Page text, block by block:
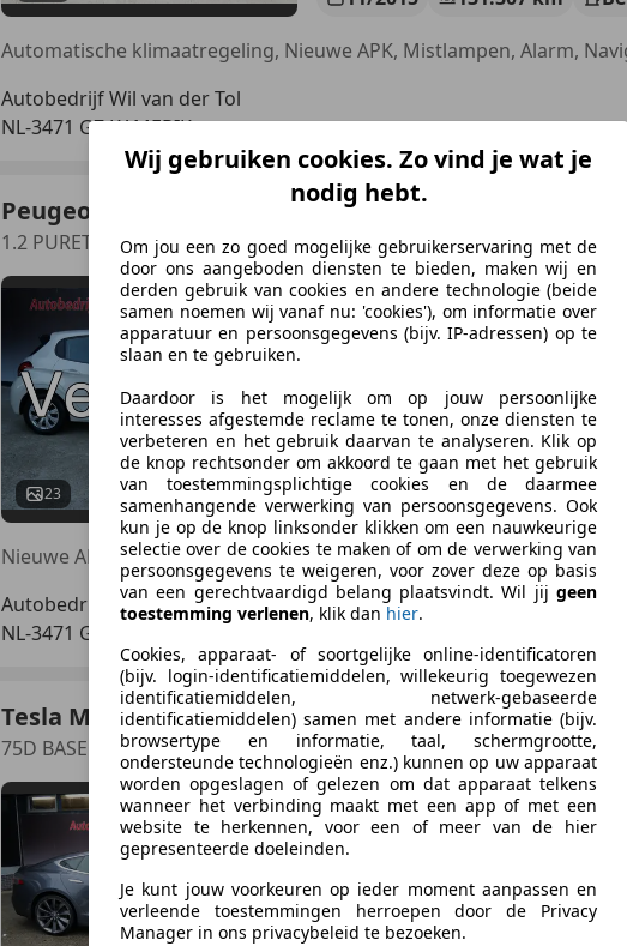
Autobedrijf Wil van der Tol
NL-3471 GZ KAMERIK
Peugeot 208
1.2 PURETECH BLUE LION | 5-DRS | CARPLAY | ALL-SEA
23
€ 6.990
01/2018 114.580 km
Autobedrijf Wil van der Tol
NL-3471 GZ KAMERIK
Tesla Model S
75D BASE | PANORAMA DAK | 20 INCH | AUTOPILOT | NL
€ 25.9001
Wij gebruiken cookies. Zo vind je wat je
nodig hebt.
Om jou een zo goed mogelijke gebruikerservaring met de
door ons aangeboden diensten te bieden, maken wij en
derden gebruik van cookies en andere technologie (beide
samen noemen wij vanaf nu: 'cookies'), om informatie over
apparatuur en persoonsgegevens (bijv. IP-adressen) op te
slaan en te gebruiken.
Daardoor is het mogelijk om op jouw persoonlijke
interesses afgestemde reclame te tonen, onze diensten te
verbeteren en het gebruik daarvan te analyseren. Klik op
de knop rechtsonder om akkoord te gaan met het gebruik
van toestemmingsplichtige cookies en de daarmee
samenhangende verwerking van persoonsgegevens. Ook
kun je op de knop linksonder klikken om een nauwkeurige
selectie over de cookies te maken of om de verwerking van
persoonsgegevens te weigeren, voor zover deze op basis
van een gerechtvaardigd belang plaatsvindt. Wil jij geen
toestemming verlenen, klik dan hier.
Cookies, apparaat- of soortgelijke online-identificatoren
(bijv. login-identificatiemiddelen, willekeurig toegewezen
identificatiemiddelen, netwerk-gebaseerde
identificatiemiddelen) samen met andere informatie (bijv.
browsertype en informatie, taal, schermgrootte,
ondersteunde technologieën enz.) kunnen op uw apparaat
worden opgeslagen of gelezen om dat apparaat telkens
wanneer het verbinding maakt met een app of met een
website te herkennen, voor een of meer van de hier
gepresenteerde doeleinden.
Je kunt jouw voorkeuren op ieder moment aanpassen en
verleende toestemmingen herroepen door de Privacy
Manager in ons privacybeleid te bezoeken.